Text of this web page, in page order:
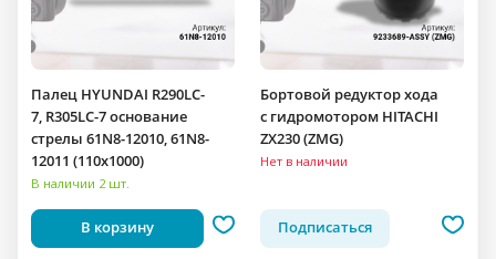
Палец HYUNDAI R290LC-
7, R305LC-7 основание
стрелы 61N8-12010, 61N8-
12011 (110x1000)
В наличии 2 шт.
В корзину
Бортовой редуктор хода
c гидромотором HITACHI
ZX230 (ZMG)
Нет в наличии
Подписаться